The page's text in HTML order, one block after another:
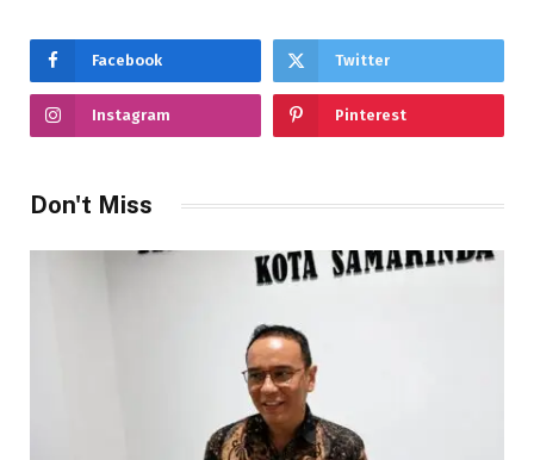
Facebook Twitter
Instagram Pinterest
Don't Miss